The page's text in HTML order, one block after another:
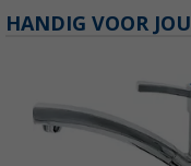
HANDIG VOOR